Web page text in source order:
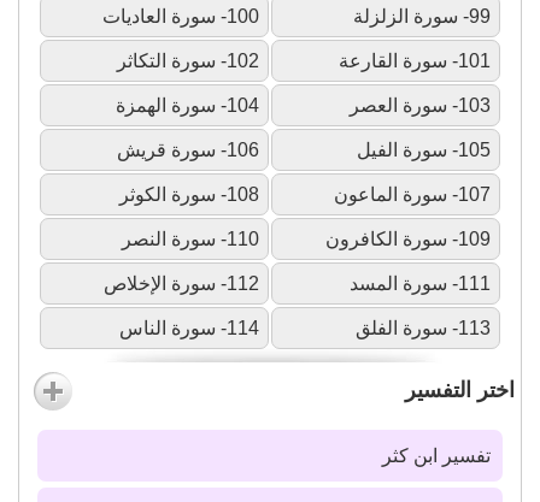
99- سورة الزلزلة 100- سورة العاديات
101- سورة القارعة 102- سورة التكاثر
103- سورة العصر 104- سورة الهمزة
105- سورة الفيل 106- سورة قريش
107- سورة الماعون 108- سورة الكوثر
109- سورة الكافرون 110- سورة النصر
111- سورة المسد 112- سورة الإخلاص
113- سورة الفلق 114- سورة الناس
اختر التفسير
تفسير ابن كثر